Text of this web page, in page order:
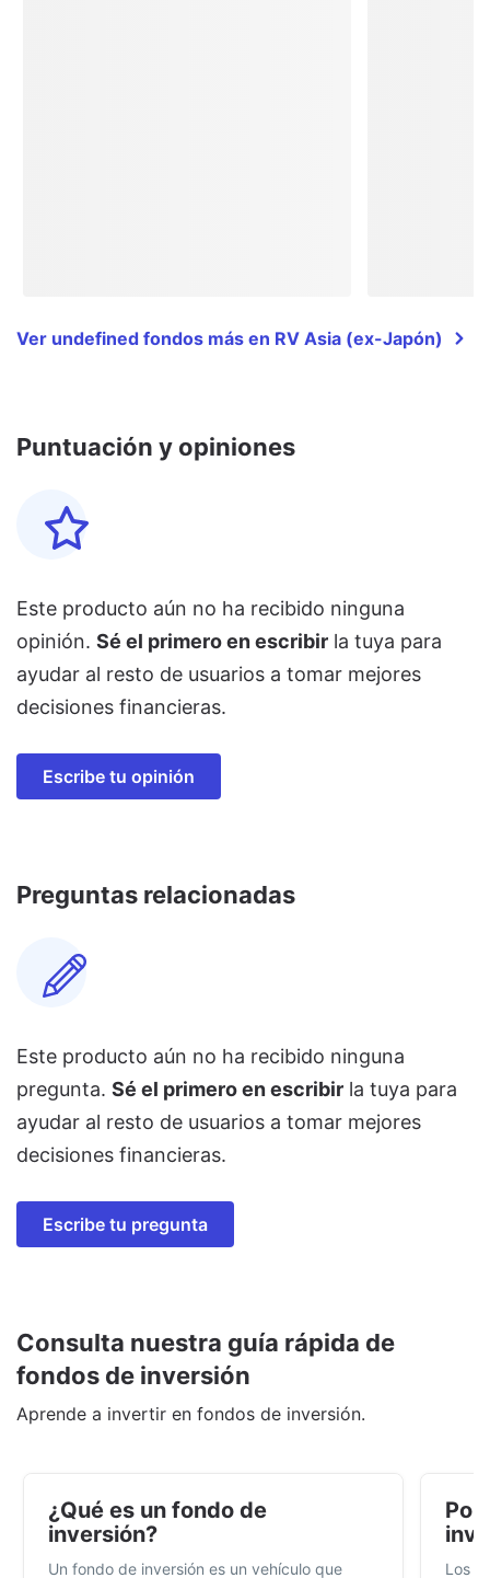
Ver undefined fondos más en RV Asia (ex-Japón)
Puntuación y opiniones
Este producto aún no ha recibido ninguna
opinión. Sé el primero en escribir la tuya para
ayudar al resto de usuarios a tomar mejores
decisiones financieras.
Escribe tu opinión
Preguntas relacionadas
Este producto aún no ha recibido ninguna
pregunta. Sé el primero en escribir la tuya para
ayudar al resto de usuarios a tomar mejores
decisiones financieras.
Escribe tu pregunta
Consulta nuestra guía rápida de
fondos de inversión
Aprende a invertir en fondos de inversión.
¿Qué es un fondo de
inversión?
Un fondo de inversión es un vehículo que
Por
Los